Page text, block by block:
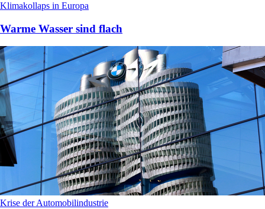
Klimakollaps in Europa
Warme Wasser sind flach
Krise der Automobilindustrie